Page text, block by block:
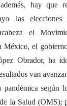
hay que
las elecciones
el
el
Obrador, ha
van
según
la Salud (OMS);